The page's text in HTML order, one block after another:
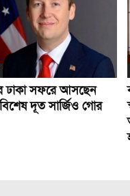
ঢাকা সফরে আসছেন
বিশেষ দূত সার্জিও গোর